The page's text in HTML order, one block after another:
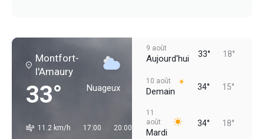
Montfort-
l'Amaury
33° Nuageux
11.2 km/h 17:00 20:00 23:00 02:00 05:00
9 août
Aujourd'hui 33° 18°
10 août
Demain 34° 15°
11
août
Mardi
34° 18°